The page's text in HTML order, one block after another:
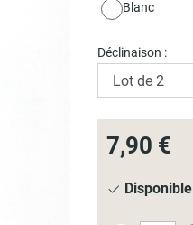
Blanc
Déclinaison :
7,90 €
Disponible